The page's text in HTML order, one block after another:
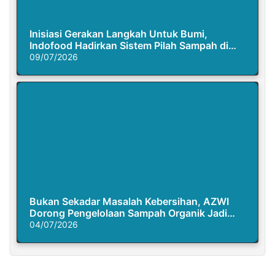
Inisiasi Gerakan Langkah Untuk Bumi,
Indofood Hadirkan Sistem Pilah Sampah di
Semasa Piknik
09/07/2026
Bukan Sekadar Masalah Kebersihan, AZWI
Dorong Pengelolaan Sampah Organik Jadi
Solusi Krisis Iklim
04/07/2026